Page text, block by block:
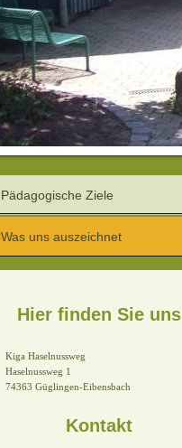
Pädagogische Ziele
Was uns auszeichnet
Hier finden Sie uns
Kiga Haselnussweg
Haselnussweg 1
74363 Güglingen-Eibensbach
Kontakt